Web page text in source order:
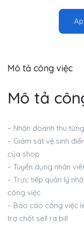
Mô tả công việc
Mô tả
– Nhận doanh thu
– Giám sát vệ sinh
của shop
– Tuyển dụng nhân
– Trực tiếp quản lý
công việc
– Báo cáo công việc
trợ chốt sell ra bill